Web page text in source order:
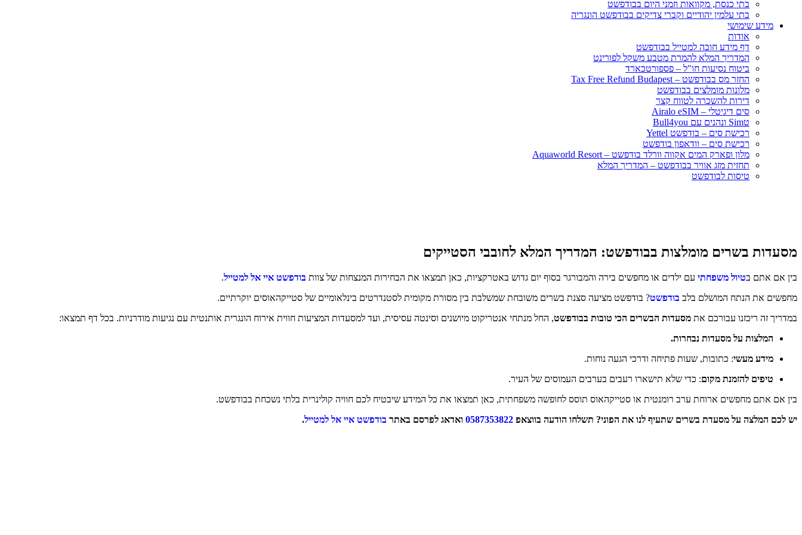
בתי כנסת, מקוואות וזמני היום בבודפשט
בתי עלמין יהודיים וקברי צדיקים בבודפשט הונגריה
מידע שימושי
אודות
דף מידע חובה למטייל בבודפשט
המדריך המלא להמרת מטבע משקל לפורינט
ביטוח נסיעות חו"ל – פספורטכארד
החזר מס בבודפשט – Tax Free Refund Budapest
מלונות מומלצים בבודפשט
דירות להשכרה לטווח קצר
סים דיגיטלי – Airalo eSIM
טSim ונהנים עם Bull4you
רכישת סים – בודפשט Yettel
רכישת סים – וודאפון בודפשט
מלון ופארק המים אקווה וורלד בודפשט – Aquaworld Resort
תחזית מזג אוויר בבודפשט – המדריך המלא
טיסות לבודפשט
מסעדות בשרים מומלצות בבודפשט: המדריך המלא לחובבי הסטייקים
בין אם אתם בטיול משפחתי עם ילדים או מחפשים בירה והמבורגר בסוף יום גדוש באטרקציות, כאן תמצאו את הבחירות המנצחות של צוות בודפשט איי אל למטייל.
מחפשים את הנתח המושלם בלב בודפשט? בודפשט מציעה סצנת בשרים משובחת שמשלבת בין מסורת מקומית לסטנדרטים בינלאומיים של סטייקהאוסים יוקרתיים.
במדריך זה ריכזנו עבורכם את מסעדות הבשרים הכי טובות בבודפשט, החל מנתחי אנטריקוט מיושנים וסינטה עסיסית, ועד למסעדות המציעות חווית אירוח הונגרית אותנטית עם נגיעות מודרניות. בכל דף תמצאו:
המלצות על מסעדות נבחרות.
מידע מעשי: כתובות, שעות פתיחה ודרכי הגעה נוחות.
טיפים להזמנת מקום: כדי שלא תישארו רעבים בערבים העמוסים של העיר.
בין אם אתם מחפשים ארוחת ערב רומנטית או סטייקהאוס תוסס לחופשה משפחתית, כאן תמצאו את כל המידע שיבטיח לכם חוויה קולינרית בלתי נשכחת בבודפשט.
יש לכם המלצה על מסעדת בשרים שתעיף לנו את הפוני? תשלחו הודעה בווצאפ 0587353822 ואדאג לפרסם באתר בודפשט איי אל למטייל.